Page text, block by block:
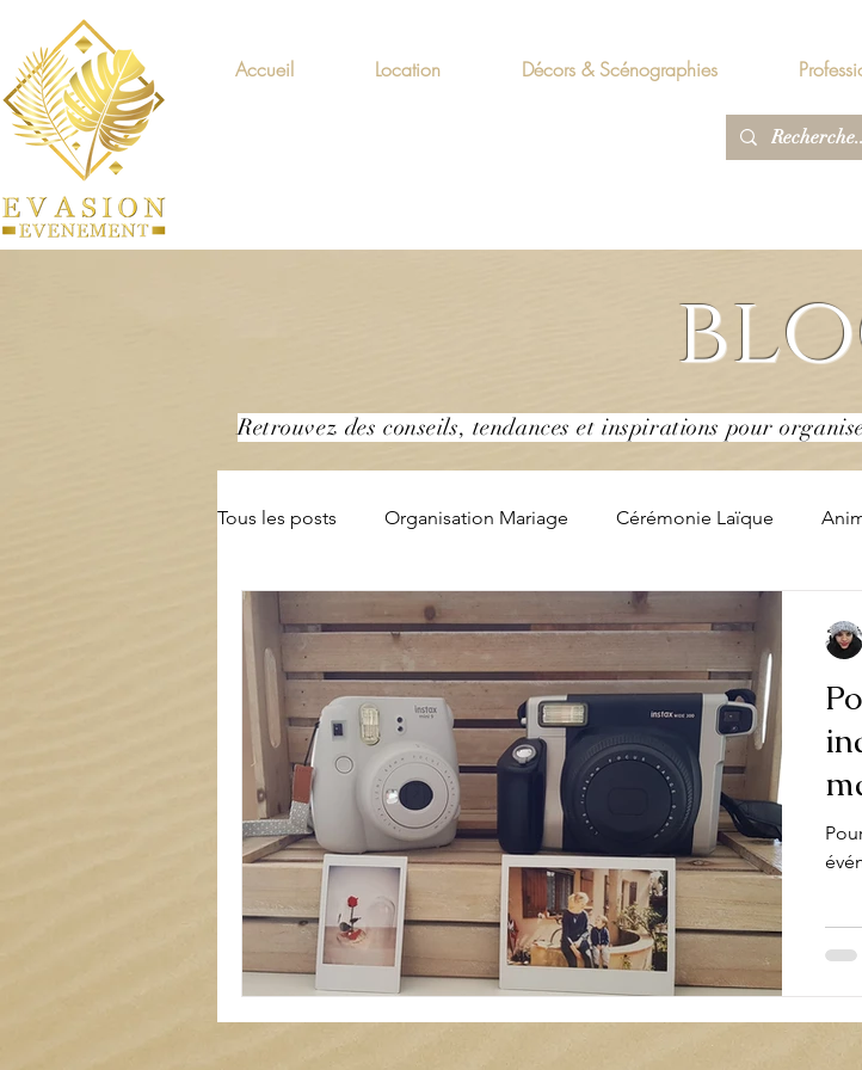
Accueil Location Décors & Scénographies
Retrouvez des conseils, tendances et inspirations pour
Tous les posts Organisation Mariage Cérémonie Laïque
Carterie Mariage
Liste de locations à thème